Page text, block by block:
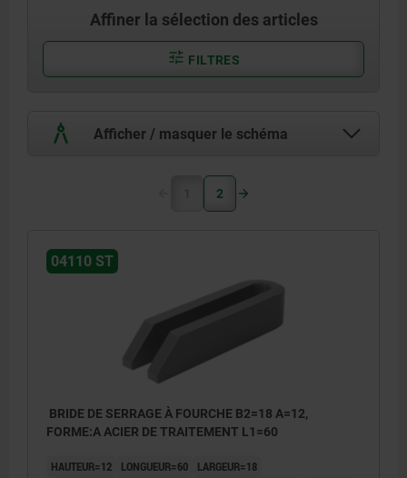
Affiner la sélection des articles
FILTRES
Afficher / masquer le schéma
1 2
04110 ST
BRIDE DE SERRAGE À FOURCHE B2=18 A=12,
FORME:A ACIER DE TRAITEMENT L1=60
HAUTEUR=12 LONGUEUR=60
LARGEUR=18